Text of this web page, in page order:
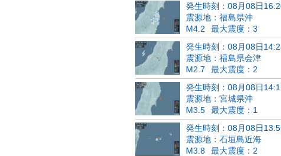
発生時刻：08月08日
震源地：福島県沖
M4.2
最大震度：3
発生時刻：08月08日
震源地：福島県会津
M2.7
最大震度：2
発生時刻：08月08日
震源地：宮城県沖
M3.5
最大震度：1
発生時刻：08月08日
震源地：石垣島近海
M3.8
最大震度：2